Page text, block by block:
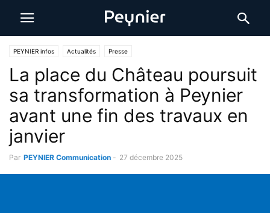
PEYNIER infos Actualités Presse
La place du Château poursuit
sa transformation à Peynier
avant une fin des travaux en
janvier
Par PEYNIER Communication - 27 décembre 2025